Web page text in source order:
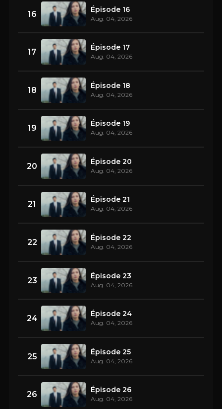
16 Épisode 16
Aug. 04, 2026
17 Épisode 17
Aug. 04, 2026
18 Épisode 18
Aug. 04, 2026
19 Épisode 19
Aug. 04, 2026
20 Épisode 20
Aug. 04, 2026
21 Épisode 21
Aug. 04, 2026
22 Épisode 22
Aug. 04, 2026
23 Épisode 23
Aug. 04, 2026
24 Épisode 24
Aug. 04, 2026
25 Épisode 25
Aug. 04, 2026
26 Épisode 26
Aug. 04, 2026